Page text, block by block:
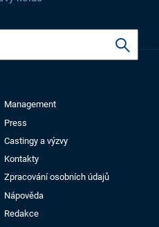
Management
Press
Castingy a výzvy
Kontakty
Zpracování osobních údajů
Nápověda
Redakce